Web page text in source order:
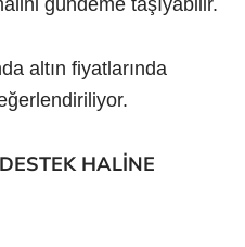
gündeme taşıyabilir.
altın fiyatlarında
HALİNE